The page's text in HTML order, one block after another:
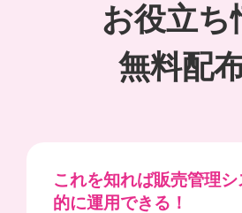
お役立ち
無料配
これを知れば販売管理
的に運用できる！